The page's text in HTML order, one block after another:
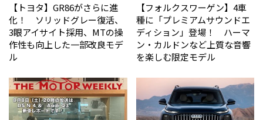
【トヨタ】GR86がさらに進
化！ ソリッドグレー復活、
3眼アイサイト採用、MTの操
作性も向上した一部改良モデ
ル
【フォルクスワーゲン】4車
種に「プレミアムサウンドエ
ディション」登場！ ハーマ
ン・カルドンなど上質な音響
を楽しむ限定モデル